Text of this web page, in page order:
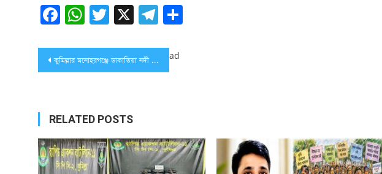
Facebook
WhatsApp
Twitter
X Telegram
Post
কুমিল্লার মনোহরগঞ্জে ডাকাতিয়া নদী পরিদর্শন ad
RELATED POSTS